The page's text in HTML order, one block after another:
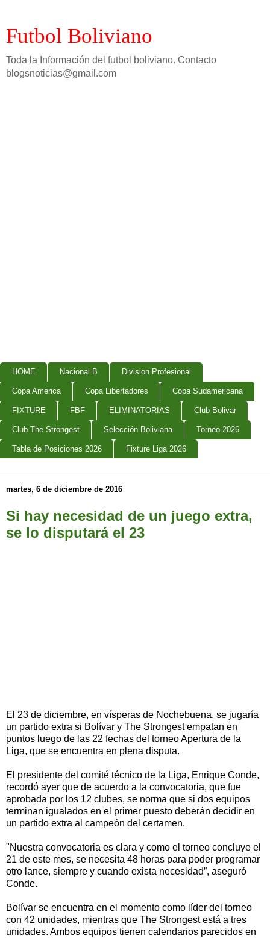
Futbol Boliviano
Toda la Información del futbol boliviano. Contacto
blogsnoticias@gmail.com
HOME Nacional B Division Profesional
Copa America Copa Libertadores Copa Sudamericana
FIXTURE FBF ELIMINATORIAS Club Bolivar
Club The Strongest Selección Boliviana Torneo 2026
Tabla de Posiciones 2026 Fixture Liga 2026
martes, 6 de diciembre de 2016
Si hay necesidad de un juego extra,
se lo disputará el 23
El 23 de diciembre, en vísperas de Nochebuena, se jugaría
un partido extra si Bolívar y The Strongest empatan en
puntos luego de las 22 fechas del torneo Apertura de la
Liga, que se encuentra en plena disputa.
El presidente del comité técnico de la Liga, Enrique Conde,
recordó ayer que de acuerdo a la convocatoria, que fue
aprobada por los 12 clubes, se norma que si dos equipos
terminan igualados en el primer puesto deberán decidir en
un partido extra al campeón del certamen.
"Nuestra convocatoria es clara y como el torneo concluye el
21 de este mes, se necesita 48 horas para poder programar
otro lance, siempre y cuando exista necesidad”, aseguró
Conde.
Bolívar se encuentra en el momento como líder del torneo
con 42 unidades, mientras que The Strongest está a tres
unidades. Ambos equipos tienen calendarios parecidos en